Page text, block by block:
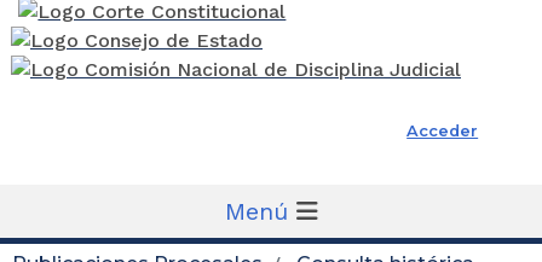
Rama Judicial
Acceder
Menú